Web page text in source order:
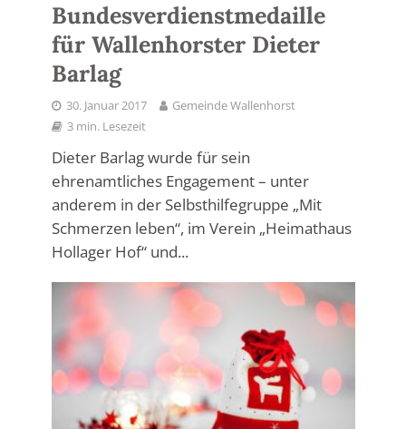
Bundesverdienstmedaille
für Wallenhorster Dieter
Barlag
30. Januar 2017
Gemeinde Wallenhorst
3 min. Lesezeit
Dieter Barlag wurde für sein
ehrenamtliches Engagement – unter
anderem in der Selbsthilfegruppe „Mit
Schmerzen leben“, im Verein „Heimathaus
Hollager Hof“ und...